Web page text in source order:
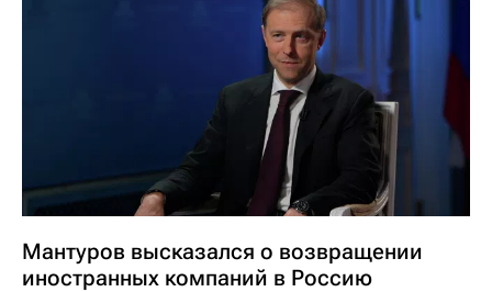
Мантуров высказался о возвращении
иностранных компаний в Россию